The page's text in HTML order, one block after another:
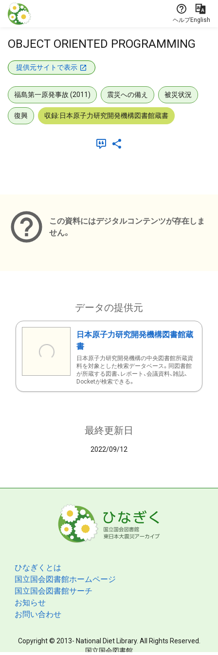
本文に飛ぶ
ヘルプEnglish
OBJECT ORIENTED PROGRAMMING
提供元サイトで表示
福島第一原発事故 (2011) 震災への備え 被災状況
復興 収録:日本原子力研究開発機構図書館蔵書
この資料にはデジタルコンテンツが存在しま
せん。
データの提供元
日本原子力研究開発機構図書館蔵
書
日本原子力研究開発機構の中央図書館所蔵資
料を対象とした検索データベース。同図書館
が所蔵する図書、レポート、会議資料、雑誌、
Docketが検索できる。
最終更新日
2022/09/12
ひなぎくとは
国立国会図書館ホームページ
国立国会図書館サーチ
お知らせ
お問い合わせ
Copyright © 2013- National Diet Library. All Rights Reserved.